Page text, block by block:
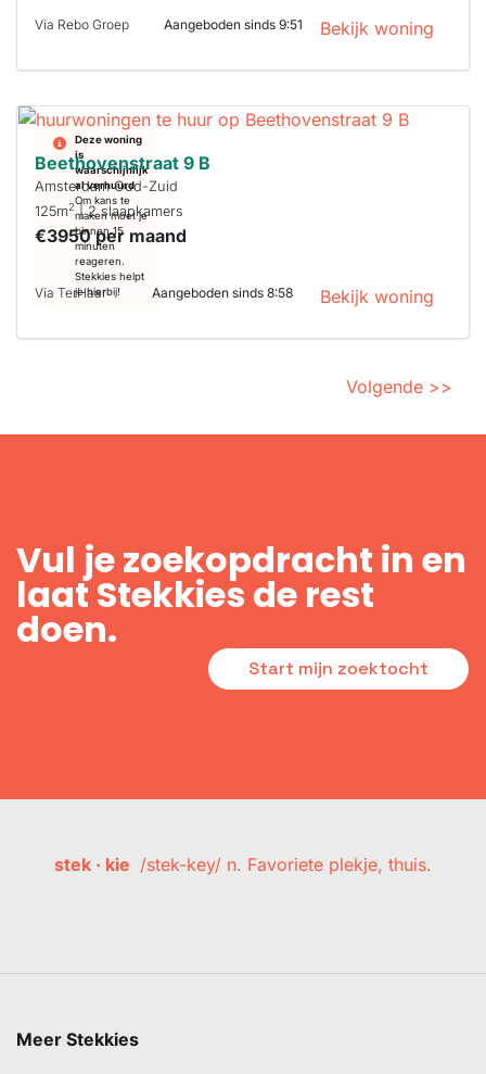
Via Rebo Groep Aangeboden sinds 9:51 Bekijk woning
Deze woning
is
waarschijnlijk
al verhuurd
Om kans te
maken moet je
binnen 15
minuten
reageren.
Stekkies helpt
je hierbij!
Beethovenstraat 9 B
Amsterdam Oud-Zuid
125m2| 2 slaapkamers
€3950 per maand
Via TerHaar Aangeboden sinds 8:58 Bekijk woning
Volgende >>
Vul je zoekopdracht in en
laat Stekkies de rest
doen.
Start mijn zoektocht
stek · kie /stek-key/ n. Favoriete plekje, thuis.
Meer Stekkies